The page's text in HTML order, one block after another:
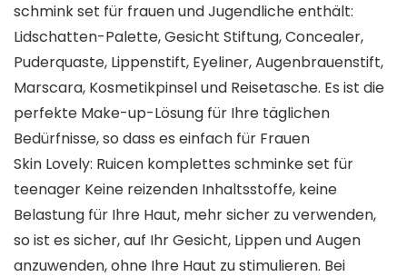
schmink set für frauen und Jugendliche enthält:
Lidschatten-Palette, Gesicht Stiftung, Concealer,
Puderquaste, Lippenstift, Eyeliner, Augenbrauenstift,
Marscara, Kosmetikpinsel und Reisetasche. Es ist die
perfekte Make-up-Lösung für Ihre täglichen
Bedürfnisse, so dass es einfach für Frauen
Skin Lovely: Ruicen komplettes schminke set für
teenager Keine reizenden Inhaltsstoffe, keine
Belastung für Ihre Haut, mehr sicher zu verwenden,
so ist es sicher, auf Ihr Gesicht, Lippen und Augen
anzuwenden, ohne Ihre Haut zu stimulieren. Bei